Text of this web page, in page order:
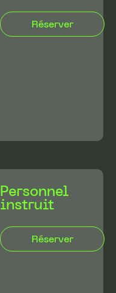
Personnel
instruit